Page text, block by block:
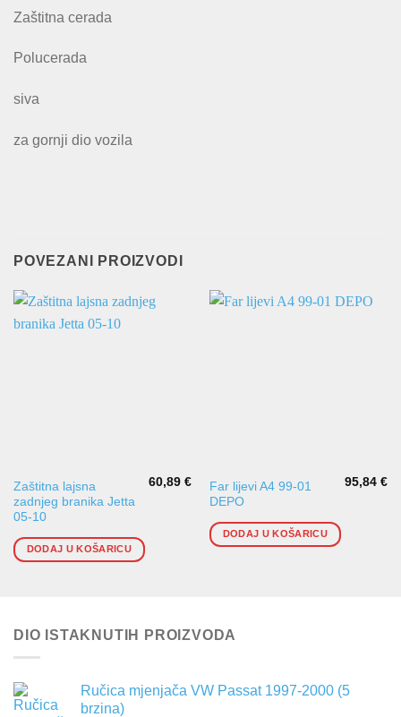
Zaštitna cerada
Polucerada
siva
za gornji dio vozila
POVEZANI PROIZVODI
Zaštitna lajsna
zadnjeg branika Jetta
05-10
60,89€
DODAJ U KOŠARICU
Far lijevi A4 99-01
DEPO
95,84€
DODAJ U KOŠARICU
DIO ISTAKNUTIH PROIZVODA
Ručica mjenjača VW Passat 1997-2000 (5
brzina)